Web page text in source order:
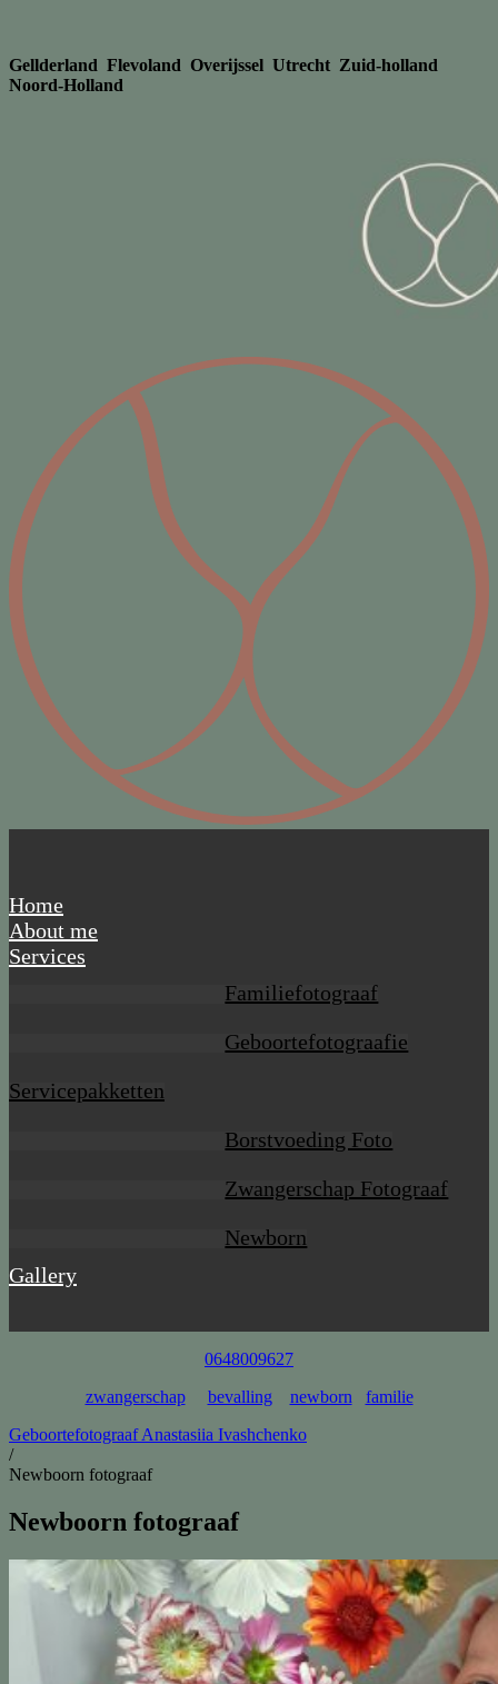
content
Gellderland Flevoland Overijssel Utrecht Zuid-holland
Noord-Holland
Home
About me
Services
Familiefotograaf
Geboortefotograafie
Servicepakketten
Borstvoeding Foto
Zwangerschap Fotograaf
Newborn
Gallery
0648009627
zwangerschap
bevalling newborn
familie
Geboortefotograaf Anastasiia Ivashchenko
/
Newboorn fotograaf
Newboorn fotograaf